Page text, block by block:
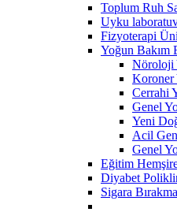
Toplum Ruh
Uyku
Fizyoterapi
Yoğun Bakım
Nöroloji
Koroner
Cerrahi
Genel
Yeni
Acil
Genel
Eğitim
Diyabet
Sigara